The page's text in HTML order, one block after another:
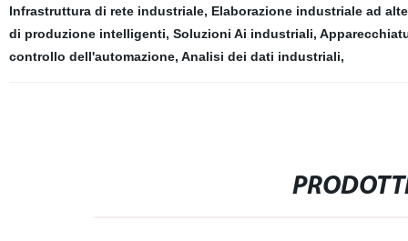
Infrastruttura di rete industriale, Elaborazione industriale ad
di produzione intelligenti, Soluzioni Ai industriali,
controllo dell'automazione, Analisi dei dati industriali,